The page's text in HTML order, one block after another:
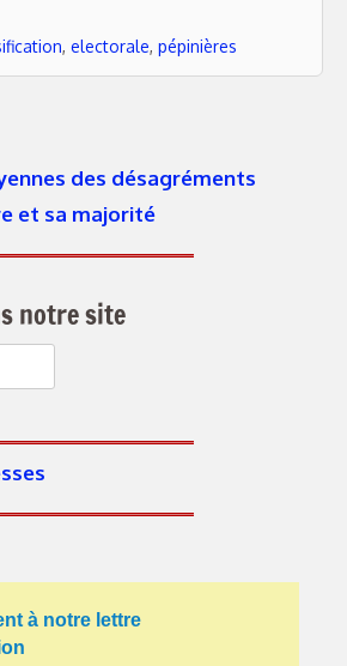
, electorale, pépinières
des désagréments
et sa majorité
notre site
à notre lettre